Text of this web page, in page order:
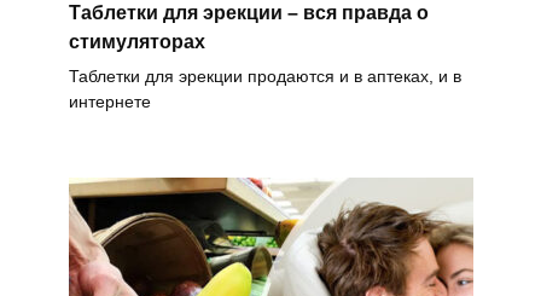
Таблетки для эрекции – вся правда о
стимуляторах
Таблетки для эрекции продаются и в аптеках, и в
интернете